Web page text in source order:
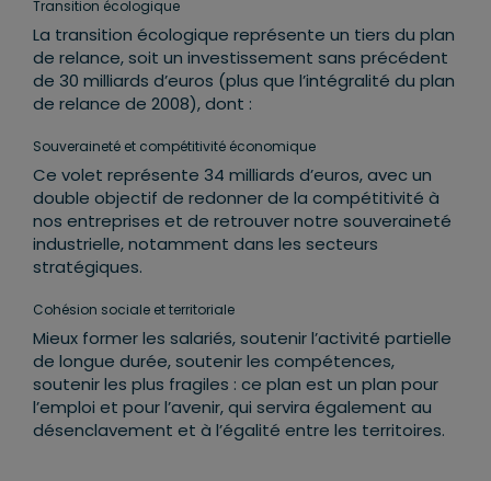
Transition écologique
La transition écologique représente un tiers du plan
de relance, soit un investissement sans précédent
de 30 milliards d’euros (plus que l’intégralité du plan
de relance de 2008), dont :
Souveraineté et compétitivité économique
Ce volet représente 34 milliards d’euros, avec un
double objectif de redonner de la compétitivité à
nos entreprises et de retrouver notre souveraineté
industrielle, notamment dans les secteurs
stratégiques.
Cohésion sociale et territoriale
Mieux former les salariés, soutenir l’activité partielle
de longue durée, soutenir les compétences,
soutenir les plus fragiles : ce plan est un plan pour
l’emploi et pour l’avenir, qui servira également au
désenclavement et à l’égalité entre les territoires.